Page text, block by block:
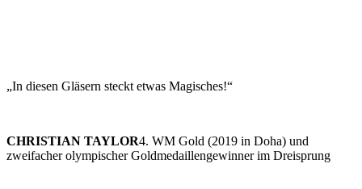
„In diesen Gläsern steckt etwas Magisches!“
CHRISTIAN TAYLOR4. WM Gold (2019 in Doha) und
zweifacher olympischer Goldmedaillengewinner im Dreisprung